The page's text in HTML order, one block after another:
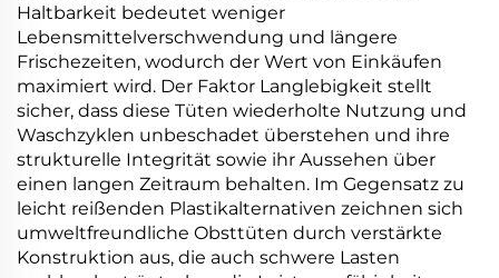
Haltbarkeit bedeutet weniger
Lebensmittelverschwendung und längere
Frischezeiten, wodurch der Wert von Einkäufen
maximiert wird. Der Faktor Langlebigkeit stellt
sicher, dass diese Tüten wiederholte Nutzung und
Waschzyklen unbeschadet überstehen und ihre
strukturelle Integrität sowie ihr Aussehen über
einen langen Zeitraum behalten. Im Gegensatz zu
leicht reißenden Plastikalternativen zeichnen sich
umweltfreundliche Obsttüten durch verstärkte
Konstruktion aus, die auch schwere Lasten